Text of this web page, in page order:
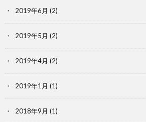
2019年6月 (2)
2019年5月 (2)
2019年4月 (2)
2019年1月 (1)
2018年9月 (1)